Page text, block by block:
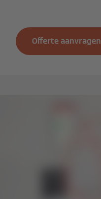
Offerte aanvragen